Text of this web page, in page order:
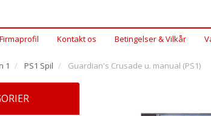
Firmaprofil Kontakt os Betingelser & Vilkår
1 PS1 Spil Guardian's Crusade u. manual (PS1)